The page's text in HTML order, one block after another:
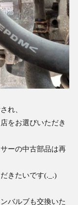
れ、
をお選びいただき
ーの中古部品は再
きたいです(._.)
バルブも交換いた